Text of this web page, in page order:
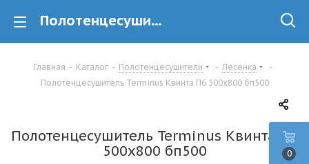
Полотенцесушитель Terminus Квинта П6 500х800 бп500 купить в Минске
Главная - Каталог - Полотенцесушители - Лесенка
-
Полотенцесушитель Terminus Квинта П6 500х800 бп500
Полотенцесушитель Terminus Квинта П6
500х800 бп500
0